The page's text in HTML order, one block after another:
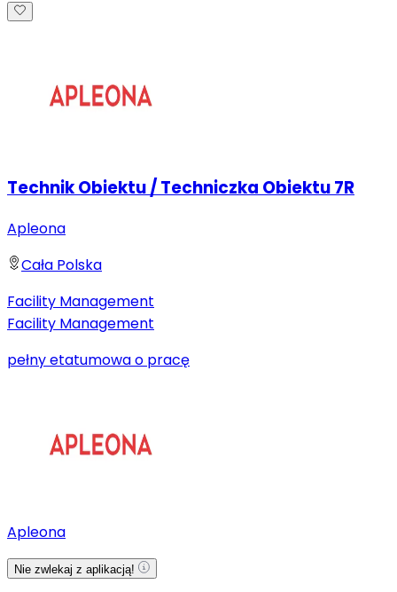
Technik Obiektu / Techniczka Obiektu 7R
Apleona
Cała Polska
Facility Management
Facility Management
pełny etatumowa o pracę
Apleona
Nie zwlekaj z aplikacją!